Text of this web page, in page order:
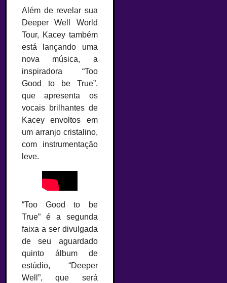
Além de revelar sua
Deeper Well World
Tour, Kacey também
está lançando uma
nova música, a
inspiradora “Too
Good to be True”,
que apresenta os
vocais brilhantes de
Kacey envoltos em
um arranjo cristalino,
com instrumentação
leve.
“Too Good to be
True” é a segunda
faixa a ser divulgada
de seu aguardado
quinto álbum de
estúdio, “Deeper
Well”, que será